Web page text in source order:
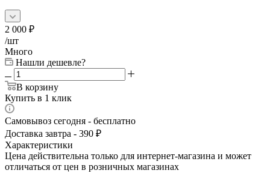
2 000 ₽
/шт
Много
Нашли дешевле?
В корзину
Купить в 1 клик
Самовывоз сегодня - бесплатно
Доставка завтра - 390 ₽
Характеристики
Цена действительна только для интернет-магазина и может
отличаться от цен в розничных магазинах